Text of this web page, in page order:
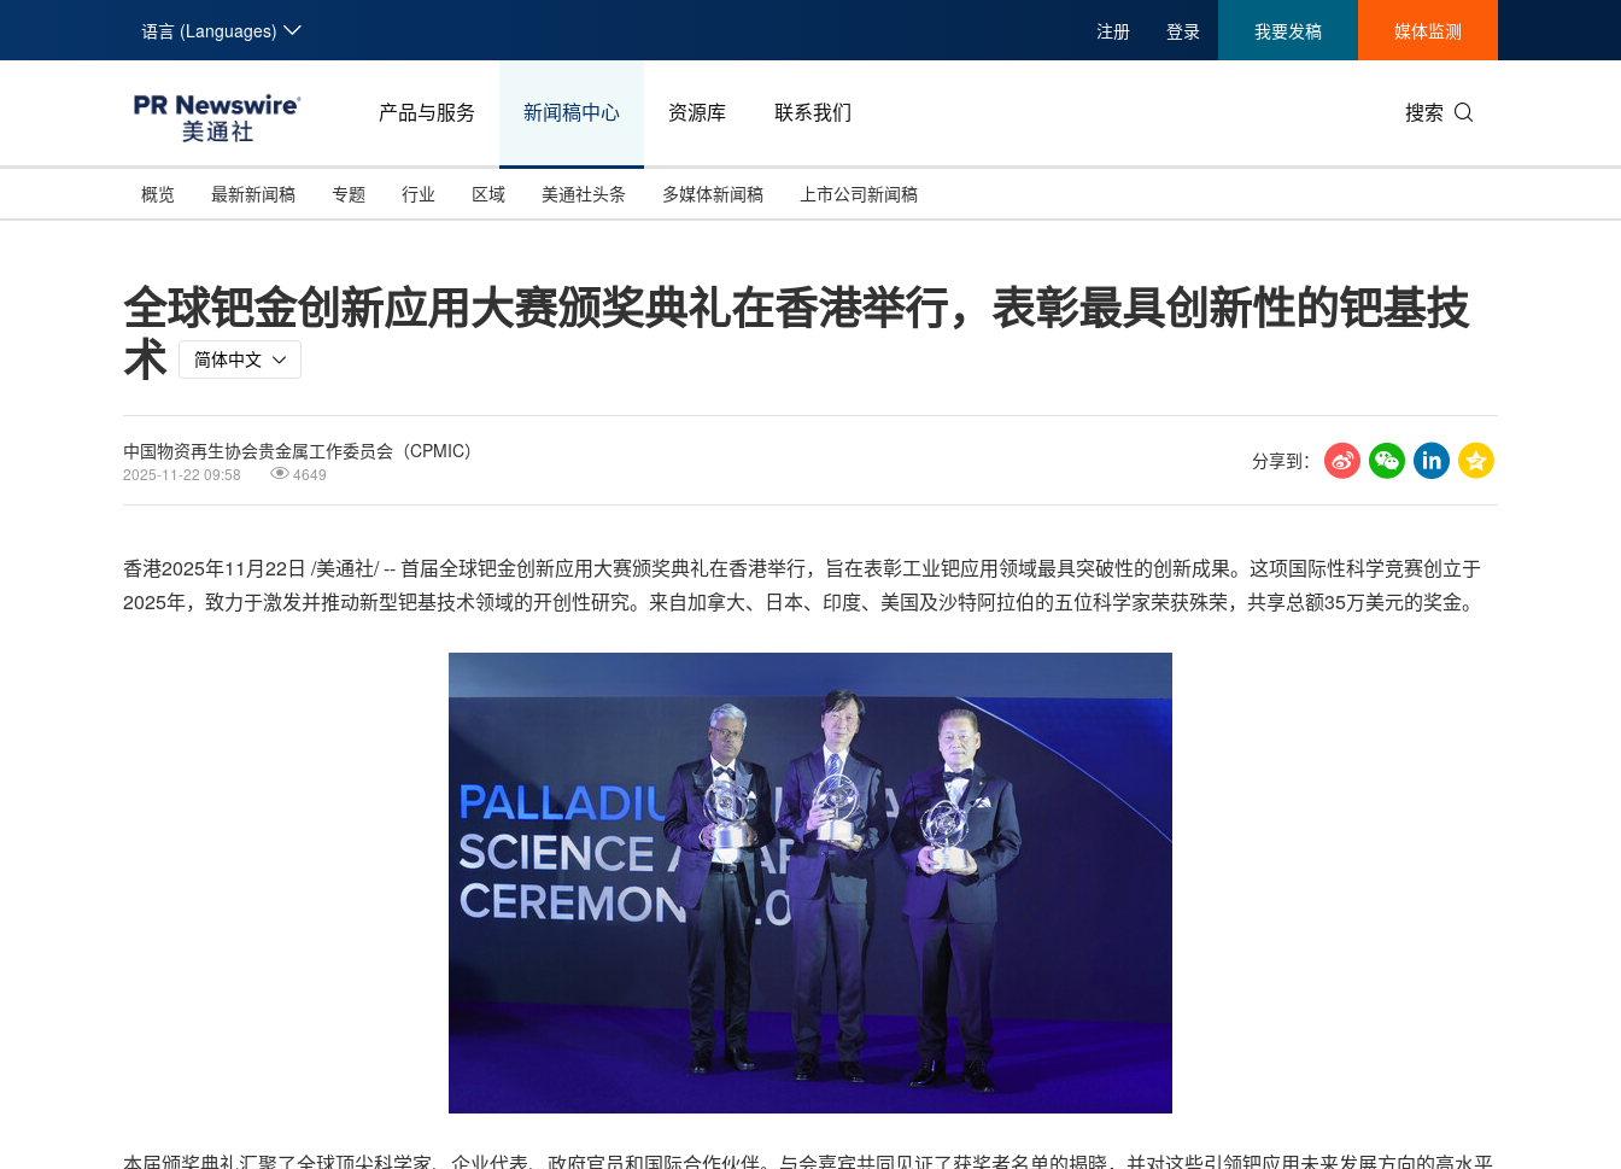
语言 (Languages) 注册 登录 我要发稿 媒体监测
产品与服务 新闻稿中心 资源库 联系我们 搜索
概览 最新新闻稿 专题
投资并购
碳中和
行业
能源化工与环保
娱乐时尚与艺术
区域
马来西亚
新加坡
美通社头条 多媒体新闻稿 上市公司新闻稿
全球钯金创新应用大赛颁奖典礼在香港举行，表彰最具创新性的钯基技
术
简体中文
中国物资再生协会贵金属工作委员会（CPMIC）
2025-11-22 09:58 4649
分享到：
香港2025年11月22日 /美通社/ -- 首届全球钯金创新应用大赛颁奖典礼在香港举行，旨在表彰工业钯应用领域最具突破性的创新成果。这项国际性科学竞赛创立于
2025年，致力于激发并推动新型钯基技术领域的开创性研究。来自加拿大、日本、印度、美国及沙特阿拉伯的五位科学家荣获殊荣，共享总额35万美元的奖金。